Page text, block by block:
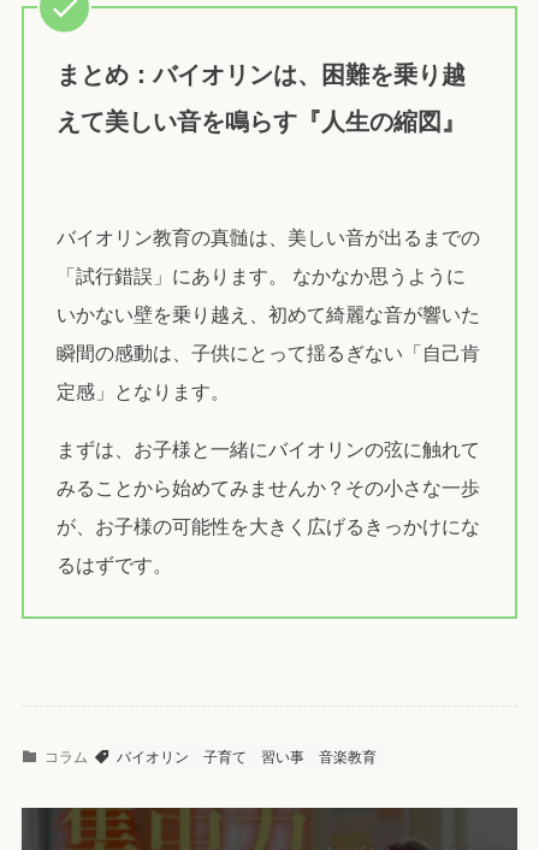
まとめ：バイオリンは、困難を乗り越
えて美しい音を鳴らす『人生の縮図』
バイオリン教育の真髄は、美しい音が出るまでの
「試行錯誤」にあります。 なかなか思うように
いかない壁を乗り越え、初めて綺麗な音が響いた
瞬間の感動は、子供にとって揺るぎない「自己肯
定感」となります。
まずは、お子様と一緒にバイオリンの弦に触れて
みることから始めてみませんか？その小さな一歩
が、お子様の可能性を大きく広げるきっかけにな
るはずです。
コラム バイオリン 子育て 習い事 音楽教育